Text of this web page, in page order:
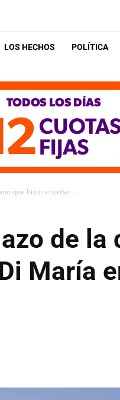
LOS HECHOS POLÍTICA
que hizo recordar...
de
María